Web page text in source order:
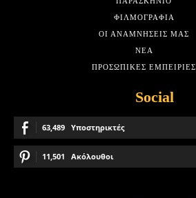
ΦΙΛΜΟΓΡΑΦΊΑ
ΟΙ ΑΝΑΜΝΉΣΕΙΣ ΜΑΣ
ΝΈΑ
ΠΡΟΣΩΠΙΚΈΣ ΕΜΠΕΙΡΊΕΣ
Social
63,489 Υποστηρικτές
11,501 Ακόλουθοι